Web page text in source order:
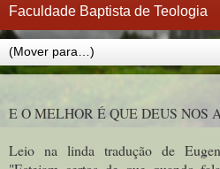
Faculdade Baptista de Teologia
E O MELHOR É QUE DEUS NOS
Leio na linda tradução de